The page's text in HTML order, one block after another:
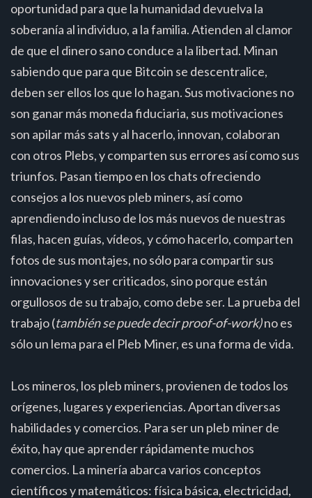
oportunidad para que la humanidad devuelva la
soberanía al individuo, a la familia. Atienden al clamor
de que el dinero sano conduce a la libertad. Minan
sabiendo que para que Bitcoin se descentralice,
deben ser ellos los que lo hagan. Sus motivaciones no
son ganar más moneda fiduciaria, sus motivaciones
son apilar más sats y al hacerlo, innovan, colaboran
con otros Plebs, y comparten sus errores así como sus
triunfos. Pasan tiempo en los chats ofreciendo
consejos a los nuevos pleb miners, así como
aprendiendo incluso de los más nuevos de nuestras
filas, hacen guías, vídeos, y cómo hacerlo, comparten
fotos de sus montajes, no sólo para compartir sus
innovaciones y ser criticados, sino porque están
orgullosos de su trabajo, como debe ser. La prueba del
trabajo (también se puede decir proof-of-work)no es
sólo un lema para el Pleb Miner, es una forma de vida.
Los mineros, los pleb miners, provienen de todos los
orígenes, lugares y experiencias. Aportan diversas
habilidades y comercios. Para ser un pleb miner de
éxito, hay que aprender rápidamente muchos
comercios. La minería abarca varios conceptos
científicos y matemáticos: física básica, electricidad,